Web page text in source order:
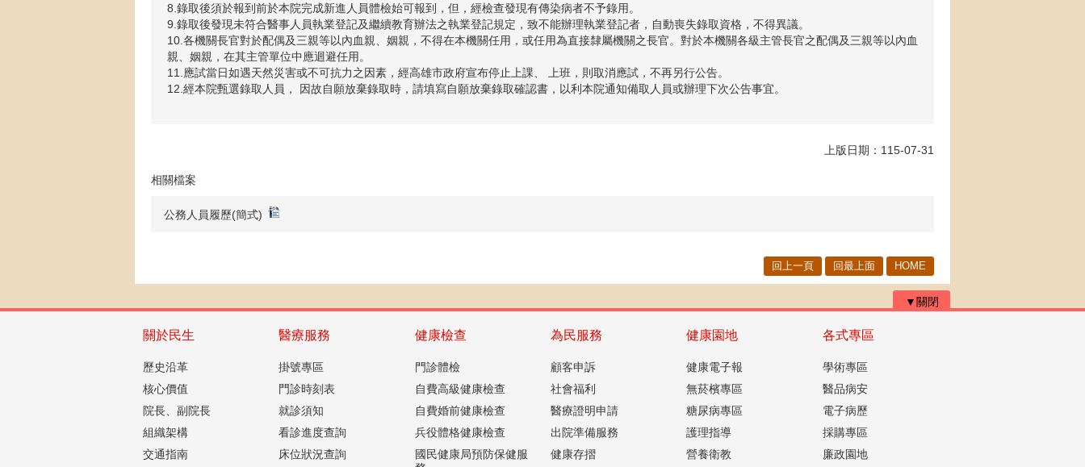
8.錄取後須於報到前於本院完成新進人員體檢始可報到，但，經檢查發現有傳染病者不予錄用。
9.錄取後發現未符合醫事人員執業登記及繼續教育辦法之執業登記規定，致不能辦理執業登記者，自動喪失錄取資格，不得異議。
10.各機關長官對於配偶及三親等以內血親、姻親，不得在本機關任用，或任用為直接隸屬機關之長官。對於本機關各級主管長官之配偶及三親等以內血
親、姻親，在其主管單位中應迴避任用。
11.應試當日如遇天然災害或不可抗力之因素，經高雄市政府宣布停止上課、 上班，則取消應試，不再另行公告。
12.經本院甄選錄取人員， 因故自願放棄錄取時，請填寫自願放棄錄取確認書，以利本院通知備取人員或辦理下次公告事宜。
上版日期：115-07-31
相關檔案
公務人員履歷(簡式)
回上一頁 回最上面 HOME
▼關閉
關於民生
歷史沿革
核心價值
院長、副院長
組織架構
交通指南
醫療服務
掛號專區
門診時刻表
就診須知
看診進度查詢
床位狀況查詢
健康檢查
門診體檢
自費高級健康檢查
自費婚前健康檢查
兵役體格健康檢查
國民健康局預防保健服
為民服務
顧客申訴
社會福利
醫療證明申請
出院準備服務
健康存摺
健康園地
健康電子報
無菸檳專區
糖尿病專區
護理指導
營養衛教
各式專區
學術專區
醫品病安
電子病歷
採購專區
廉政園地